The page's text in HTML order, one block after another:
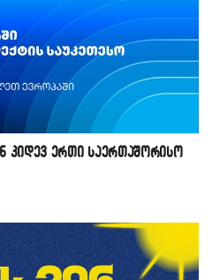
კიდევ ერთი საერთაშორისო